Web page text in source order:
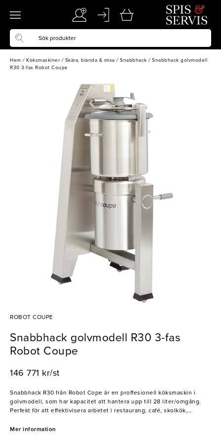
Hem / Köksmaskiner / Skära, blanda & mixa / Snabbhack / Snabbhack golvmodell
R30 3-fas Robot Coupe
ROBOT COUPE
Snabbhack golvmodell R30 3-fas
Robot Coupe
146 771 kr/st
Snabbhack R30 från Robot Cope är en proffesionell köksmaskin i
golvmodell, som har kapacitet att hantera upp till 28 liter/omgång.
Perfekt för att effektivisera arbetet i restaurang, café, skolkök,
grönsaker, sås, soppa etc.
Mer information